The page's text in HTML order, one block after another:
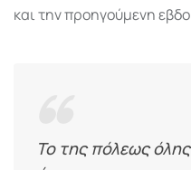
και την προηγούμενη
Το της πόλεως